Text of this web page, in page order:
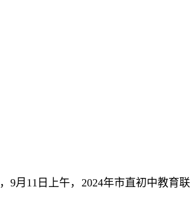
9月11日上午，2024年市直初中教育联